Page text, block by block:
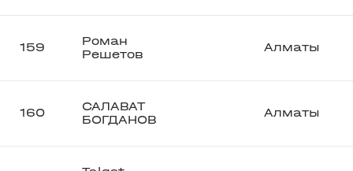
159
Роман
Решетов
Алматы
160
САЛАВАТ
БОГДАНОВ
Алматы